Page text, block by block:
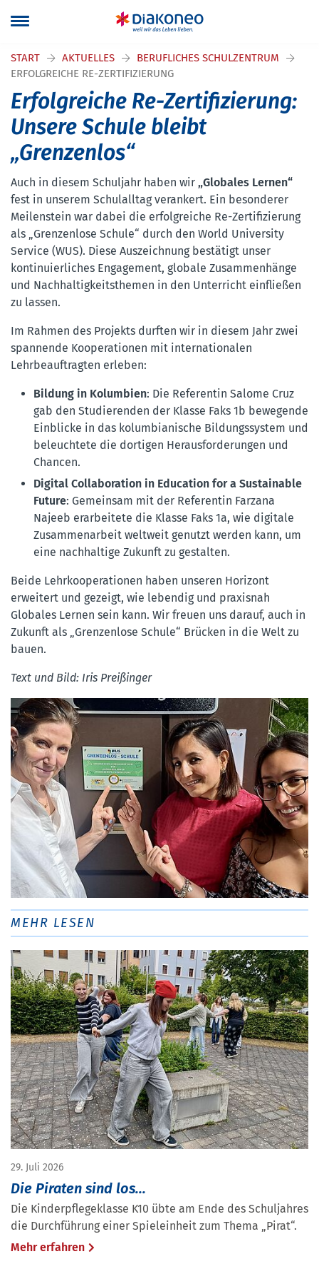
START AKTUELLES
BERUFLICHES SCHULZENTRUM
ERFOLGREICHE RE-ZERTIFIZIERUNG
Erfolgreiche Re-Zertifizierung:
Unsere Schule bleibt
„Grenzenlos“
Auch in diesem Schuljahr haben wir „Globales Lernen“
fest in unserem Schulalltag verankert. Ein besonderer
Meilenstein war dabei die erfolgreiche Re-Zertifizierung
als „Grenzenlose Schule“ durch den World University
Service (WUS). Diese Auszeichnung bestätigt unser
kontinuierliches Engagement, globale Zusammenhänge
und Nachhaltigkeitsthemen in den Unterricht einfließen
zu lassen.
Im Rahmen des Projekts durften wir in diesem Jahr zwei
spannende Kooperationen mit internationalen
Lehrbeauftragten erleben:
Bildung in Kolumbien: Die Referentin Salome Cruz
gab den Studierenden der Klasse Faks 1b bewegende
Einblicke in das kolumbianische Bildungssystem und
beleuchtete die dortigen Herausforderungen und
Chancen.
Digital Collaboration in Education for a Sustainable
Future: Gemeinsam mit der Referentin Farzana
Najeeb erarbeitete die Klasse Faks 1a, wie digitale
Zusammenarbeit weltweit genutzt werden kann, um
eine nachhaltige Zukunft zu gestalten.
Beide Lehrkooperationen haben unseren Horizont
erweitert und gezeigt, wie lebendig und praxisnah
Globales Lernen sein kann. Wir freuen uns darauf, auch in
Zukunft als „Grenzenlose Schule“ Brücken in die Welt zu
bauen.
Text und Bild: Iris Preißinger
MEHR LESEN
29. Juli 2026
Die Piraten sind los...
Die Kinderpflegeklasse K10 übte am Ende des Schuljahres
die Durchführung einer Spieleinheit zum Thema „Pirat“.
Mehr erfahren